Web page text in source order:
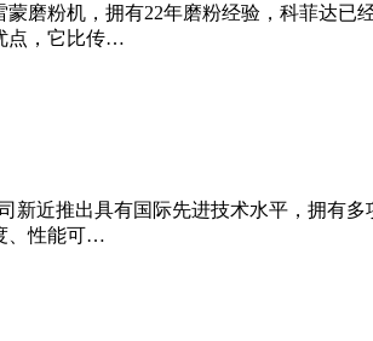
磨粉机，拥有22年磨粉经验，科菲达
点，它比传…
新近推出具有国际先进技术水平，拥有
、性能可…